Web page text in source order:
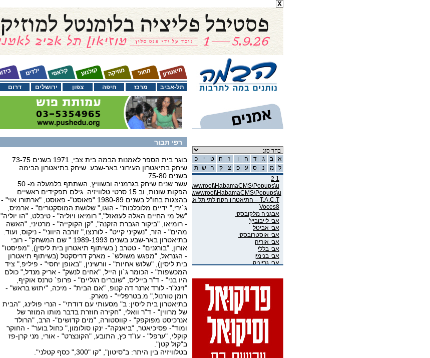
דרום ירושלים צפון חיפה מרכז תל-אביב
רפי תבור
בוגר בית הספר לאמנות הבמה בית צבי, 1971 בשנים 73-75
שיחק בתיאטרון העירוני באר-שבע. שיחק בתיאטרון הבימה
בשנים 75-80
עשר שנים שיחק בגרמניה ובשוויץ, השתתף בלמעלה מ- 50
הפקות שונות, וב 15 סרטי טלוויזיה. גילם תפקידים ראשיים
בהצגות בחו"ל בשנים 1980-89 "פאוסט"- פאוסט, "ארתורו אוי" -
ג`ירי," ידיים מלוכלכות" - הוגו," שלושת המוסקטרים" - ארמיס,
"של מי החיים האלה לעזאזל"," רומיאו ויוליה" - טיבלט, "הו יוליה"
- רומיאו, "ביקור הגברת הזקנה", "קן הקוקייה" - מרטיני, "האשה
מהים" - הזר, "נשקיני קייט" - לורנצו," זורבה היווני" - ניקוס, ועוד.
בתיאטרון באר-שבע בשנים 1989-1993 " שם המשחק" - רובי
אורון, "בורגנים" - טטרב ( בשיתוף תיאטרון בית ליסין), "מפיסטו"
- הגנראל, "מפגש משולש` - מארק דריסקטל (בשיתוף תיאטרון
בית ליסין), "שלוש אחיות" - וורשינין, "באופן יחסי" - פיליפ," ציד
המכשפות" - הכומר ג`ון הייל, "אחים לנשק" - אריק מנדל," כולם
היו בני" - ד"ר בייליס, "שוברים רגליים" - פרופ` טרנס אוקיף,
"זינג"ר- לורד ארנר דה קנופ, "אם הבית" - מיכה, "יתוש בראש" -
רומן טורנול," מ.בטרפליי" - מארק.
בתיאטרון בית ליסין: ב" מסעותי עם דודתי" - הנרי פולינג, "הבית
של מרווין" - ד"ר וואלי, "חקירה חוזרת בדבר מותו המוזר של
אנרכיסט מפוקפק" - קווסטורה, "מים קדושים"- הרב, "הרולד
ומוד"- פסיכיאטר, "ביאנקה"- ינקו סולומון," כחול בוער" - החוקר
קוקלי, "ערפל" - עו"ד כץ, התובע, "הקונצרט" - אורי, מני קרן-פז
ב"קול קטן".
בטלוויזיה בין היתר: ב"סיטון", "קו "300," כסף קטלני".
כ י ט ח ז ו ה ד ג ב
א
ת ש ר ק צ פ ע ס נ מ
ל
1 2
C:\domains\habama.co.il\wwwroot\HabamaCMS\Popups\u
C:\domains\habama.co.il\wwwroot\HabamaCMS\Popups\u
T.A.C.T – התיאטרון הקהילתי תל אביב
Voces8
אבגניה מלקובסקי
אבי לייבוביץ'
אבי אביטל
אבי אוסטרובסקי
אבי אוריה
אבי בללי
אבי בנימין
אבי גרייניק
אבי טרמין
אבי פניני
אבי קושניר
אבי שושני
אבי שכוי
אבי אליאס
אבי גיבסון בר-אל
אביב רון
אביגיל ארד